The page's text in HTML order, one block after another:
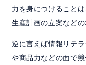
力を身につけること
生産計画の立案などの
逆に言えば情報リテ
や商品力などの面で